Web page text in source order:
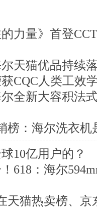
力量》首登
天猫优品持续
CQC人类工效
全新大容积法
榜：海尔洗衣机
10亿用户的？
618：海尔
天猫热卖榜、京